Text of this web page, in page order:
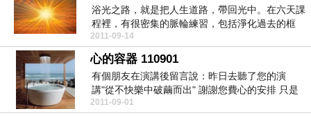
浴光之路，就是把人生道路，帶回光中。在六天課
程裡，有很密集的脈輪練習，包括淨化過去的框
架，以及使用脈...
2011-09-14
心的容器 110901
有個朋友在演講後留言說：昨日去聽了您的演
講"從不快樂中破繭而出" 謝謝您費心的安排 只是
沒想到 聽...
2011-09-01